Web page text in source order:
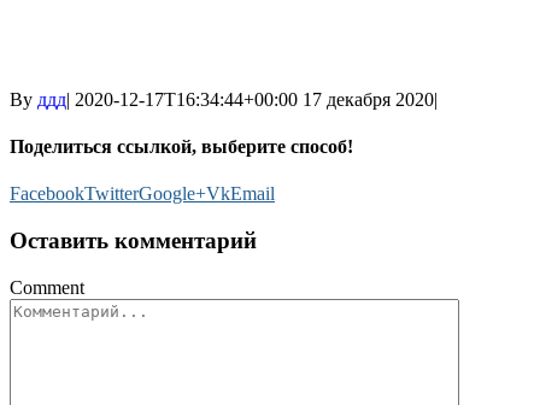
By ддд| 2020-12-17T16:34:44+00:00 17 декабря 2020|
Поделиться ссылкой, выберите способ!
FacebookTwitterGoogle+VkEmail
Оставить комментарий
Comment